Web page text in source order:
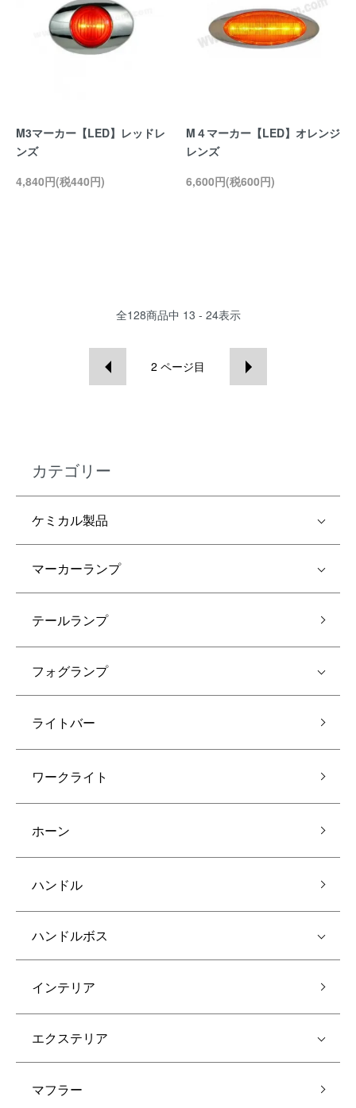
M3マーカー【LED】レッドレ
ンズ
4,840円(税440円)
M４マーカー【LED】オレンジ
レンズ
6,600円(税600円)
全128商品中 13 - 24表示
2 ページ目
カテゴリー
ケミカル製品
マーカーランプ
テールランプ
フォグランプ
ライトバー
ワークライト
ホーン
ハンドル
ハンドルボス
インテリア
エクステリア
マフラー